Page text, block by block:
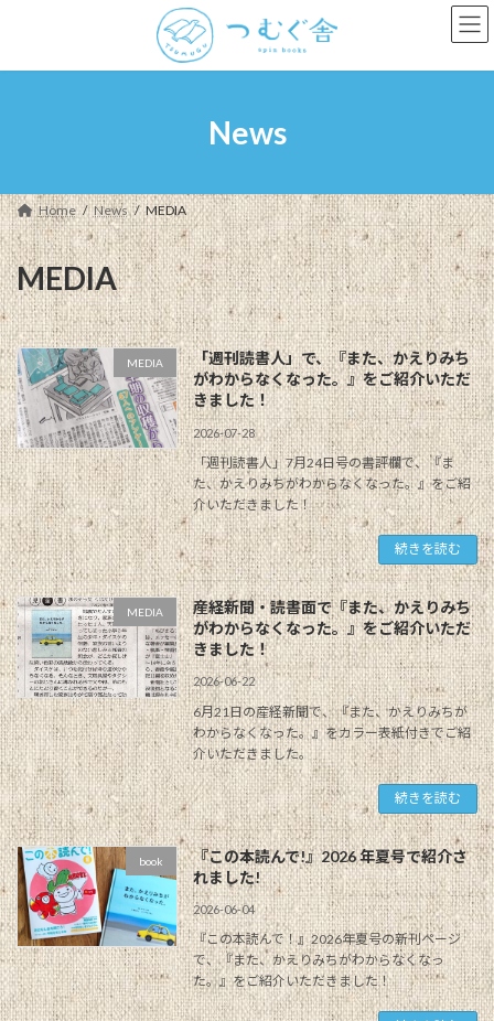
ン
プ
ー
動
News
Home News MEDIA
MEDIA
MEDIA
「週刊読書人」で、『また、かえりみち
がわからなくなった。』をご紹介いただ
きました！
2026-07-28
「週刊読書人」7月24日号の書評欄で、『ま
た、かえりみちがわからなくなった。』をご紹
介いただきました！
続きを読む
MEDIA
産経新聞・読書面で『また、かえりみち
がわからなくなった。』をご紹介いただ
きました！
2026-06-22
6月21日の産経新聞で、『また、かえりみちが
わからなくなった。』をカラー表紙付きでご紹
介いただきました。
続きを読む
book
『この本読んで!』2026 年夏号で紹介さ
れました!
2026-06-04
『この本読んで！』2026年夏号の新刊ページ
で、『また、かえりみちがわからなくなっ
た。』をご紹介いただきました！